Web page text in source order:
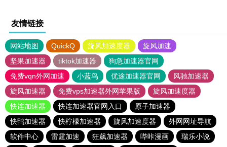
友情链接
网站地图 QuickQ 旋风加速度器
旋风加速
坚果加速器
tiktok加速器
狗急加速器官网
免费vqn外网加速
小蓝鸟 优途加速器官网
风驰加速器
旋风加速器
免费vps加速器外网苹果版
旋风加速度器
快连加速器
快连加速器官网入口
原子加速器
快鸭加速器
快柠檬加速器 旋风加速度器
外网网址导航
软件中心
雷霆加速 狂飙加速器 哔咔漫画
瑞乐小说